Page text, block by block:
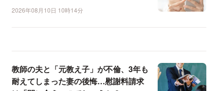
2026年08月10日 10時14分
教師の夫と「元教え子」が不倫、3年も
耐えてしまった妻の後悔…慰謝料請求